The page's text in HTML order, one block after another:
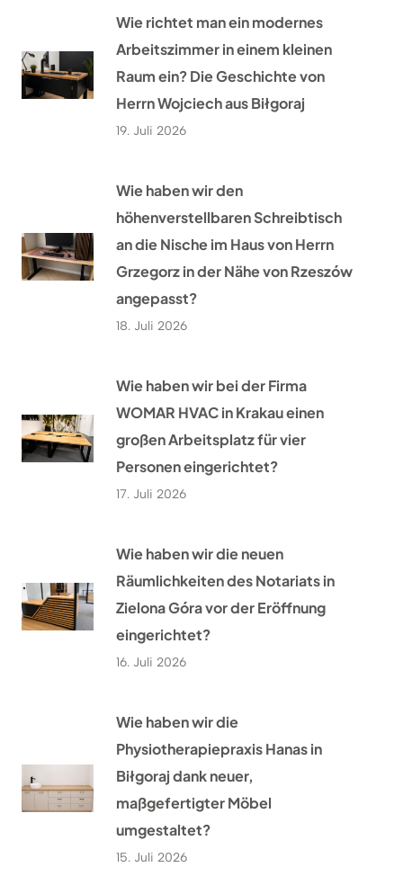
Wie richtet man ein modernes
Arbeitszimmer in einem kleinen
Raum ein? Die Geschichte von
Herrn Wojciech aus Biłgoraj
19. Juli 2026
Wie haben wir den
höhenverstellbaren Schreibtisch
an die Nische im Haus von Herrn
Grzegorz in der Nähe von Rzeszów
angepasst?
18. Juli 2026
Wie haben wir bei der Firma
WOMAR HVAC in Krakau einen
großen Arbeitsplatz für vier
Personen eingerichtet?
17. Juli 2026
Wie haben wir die neuen
Räumlichkeiten des Notariats in
Zielona Góra vor der Eröffnung
eingerichtet?
16. Juli 2026
Wie haben wir die
Physiotherapiepraxis Hanas in
Biłgoraj dank neuer,
maßgefertigter Möbel
umgestaltet?
15. Juli 2026